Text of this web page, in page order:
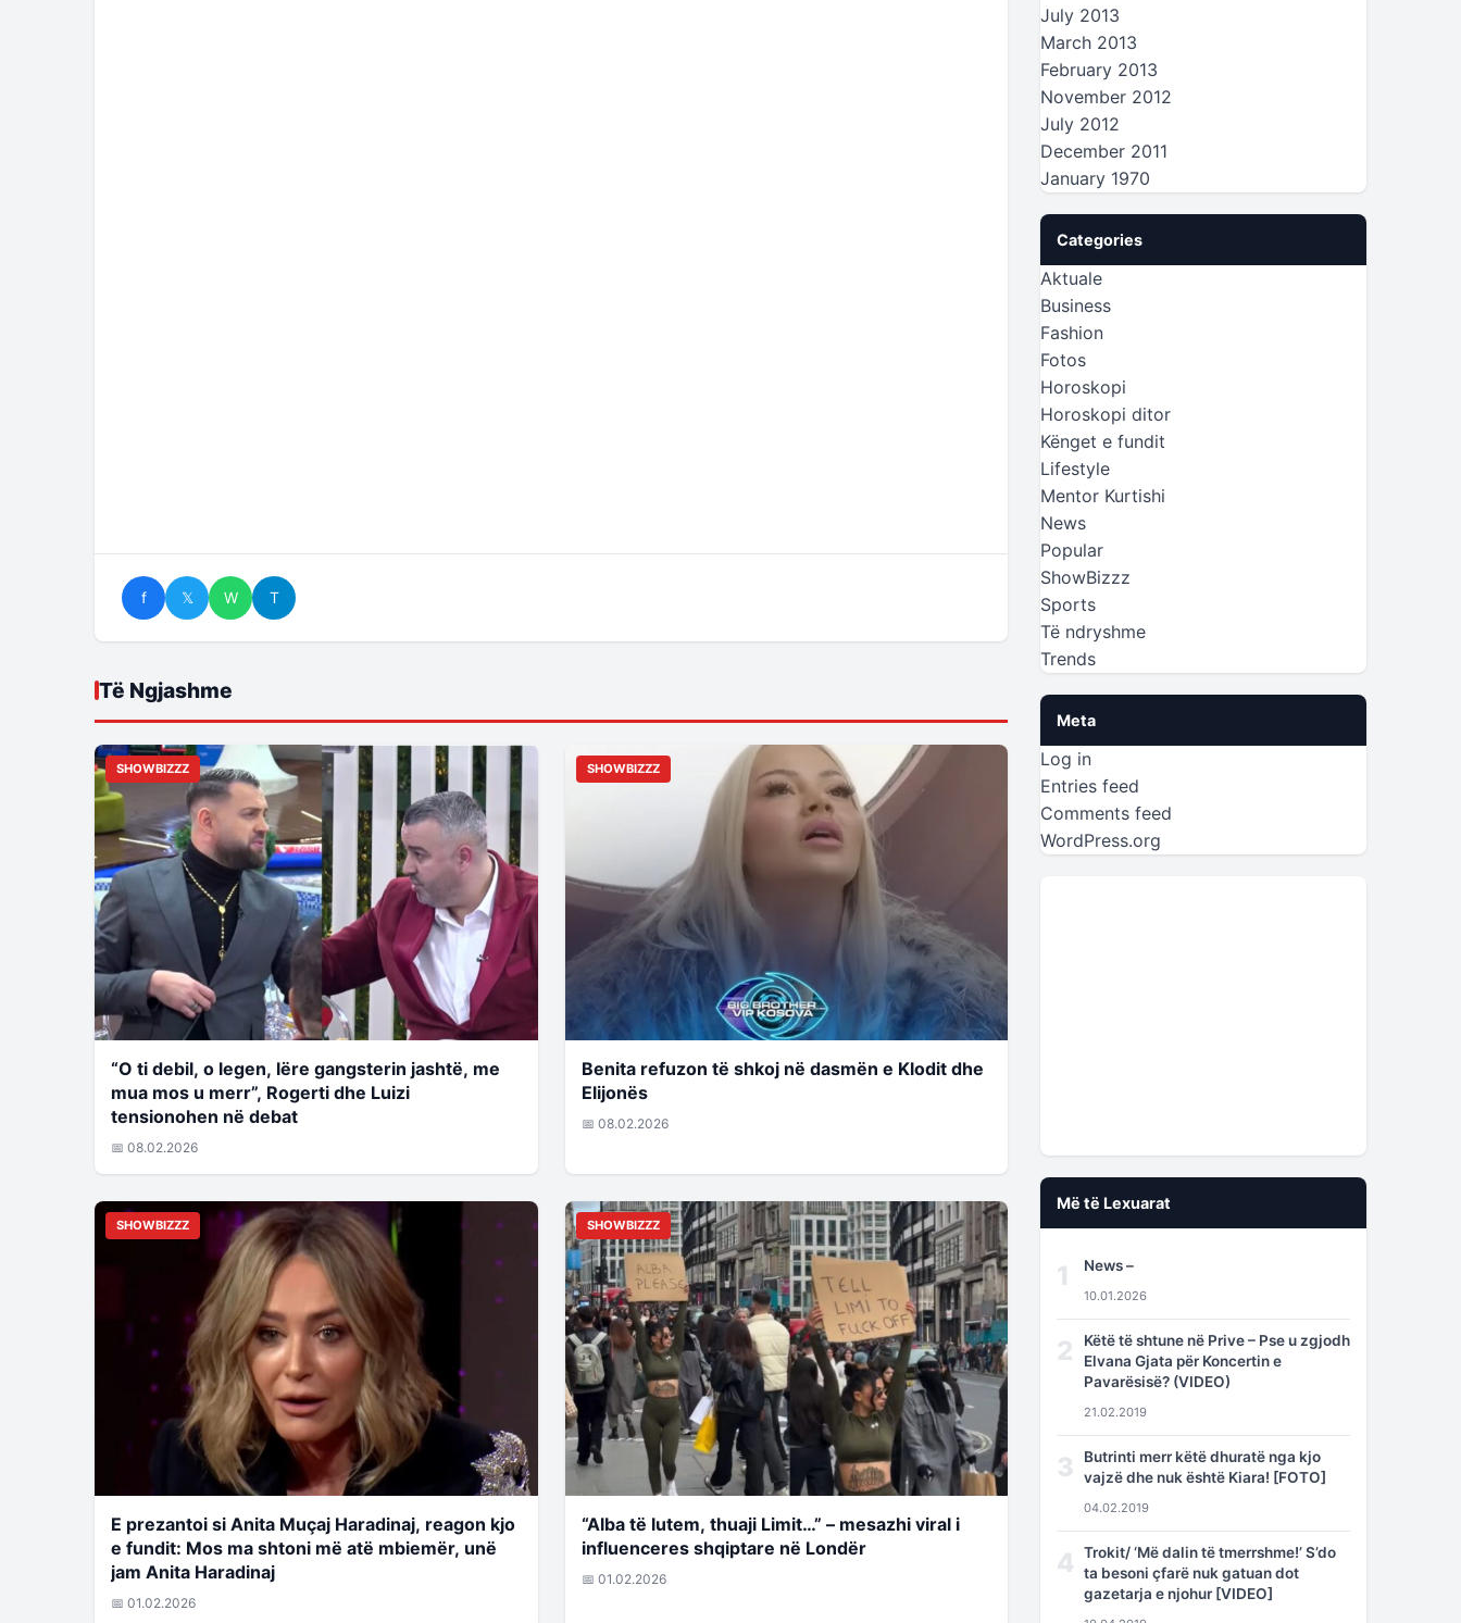
f 𝕏 W T
Të Ngjashme
SHOWBIZZZ
“O ti debil, o legen, lëre gangsterin jashtë, me
mua mos u merr”, Rogerti dhe Luizi
tensionohen në debat
📅 08.02.2026
SHOWBIZZZ
Benita refuzon të shkoj në dasmën e Klodit dhe
Elijonës
📅 08.02.2026
SHOWBIZZZ
E prezantoi si Anita Muçaj Haradinaj, reagon kjo
e fundit: Mos ma shtoni më atë mbiemër, unë
jam Anita Haradinaj
📅 01.02.2026
SHOWBIZZZ
“Alba të lutem, thuaji Limit…” – mesazhi viral i
influenceres shqiptare në Londër
📅 01.02.2026
July 2013
March 2013
February 2013
November 2012
July 2012
December 2011
January 1970
Categories
Aktuale
Business
Fashion
Fotos
Horoskopi
Horoskopi ditor
Kënget e fundit
Lifestyle
Mentor Kurtishi
News
Popular
ShowBizzz
Sports
Të ndryshme
Trends
Meta
Log in
Entries feed
Comments feed
WordPress.org
Më të Lexuarat
1 News –
10.01.2026
2
Këtë të shtune në Prive – Pse u zgjodh
Elvana Gjata për Koncertin e
Pavarësisë? (VIDEO)
21.02.2019
3
Butrinti merr këtë dhuratë nga kjo
vajzë dhe nuk është Kiara! [FOTO]
04.02.2019
4
Trokit/ ‘Më dalin të tmerrshme!’ S’do
ta besoni çfarë nuk gatuan dot
gazetarja e njohur [VIDEO]